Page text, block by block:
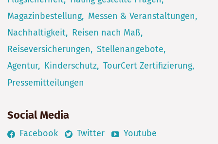
Magazinbestellung
Messen & Veranstaltungen
Nachhaltigkeit
Reisen nach Maß
Reiseversicherungen
Stellenangebote
Agentur
Kinderschutz TourCert Zertifizierung
Pressemitteilungen
Social Media
Facebook Twitter
Youtube